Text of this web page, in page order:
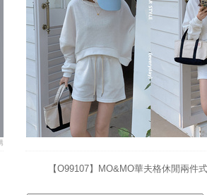
【O99107】MO&MO華夫格休閒兩件